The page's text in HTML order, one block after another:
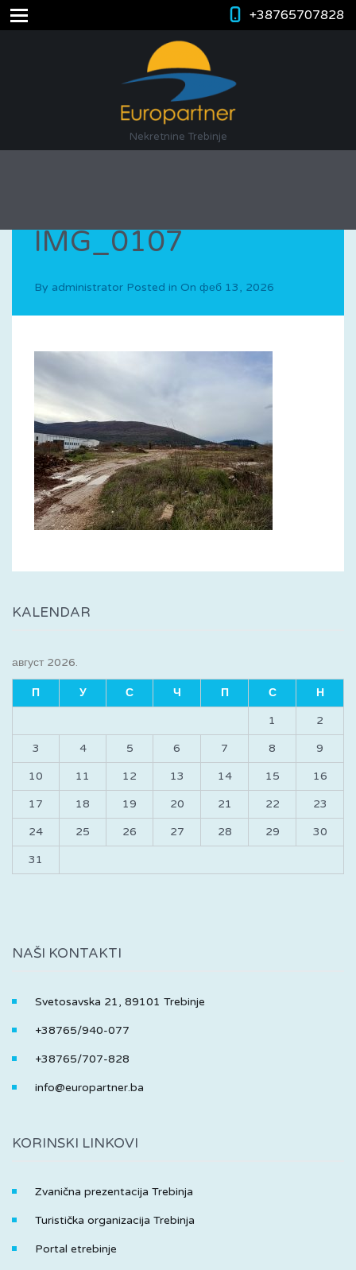
+38765707828
Nekretnine Trebinje
IMG_0107
By administrator Posted in On феб 13, 2026
KALENDAR
август 2026.
П У С Ч П С Н
1 2
3 4 5 6 7 8 9
10 11 12 13 14 15 16
17 18 19 20 21 22 23
24 25 26 27 28 29 30
31
NAŠI KONTAKTI
Svetosavska 21, 89101 Trebinje
+38765/940-077
+38765/707-828
info@europartner.ba
KORINSKI LINKOVI
Zvanična prezentacija Trebinja
Turistička organizacija Trebinja
Portal etrebinje